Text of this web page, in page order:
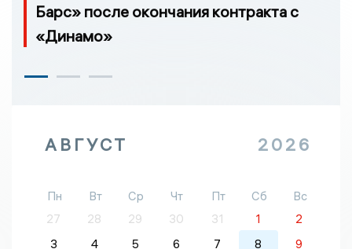
Барс» после окончания контракта с
«Динамо»
АВГУСТ 2026
Пн Вт Ср Чт Пт Сб
Вс
27
28 29 30 31 1
2
3
4 5 6 7 8
9